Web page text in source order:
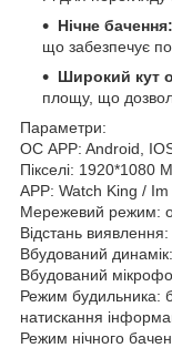
Нічне бачення:
що забезпечує
Широкий кут
площу, що
Параметри:
ОС APP: Android,
Пікселі: 1920*1080
APP: Watch King / Im
Мережевий режим:
Відстань
Вбудований
Вбудований
Режим будильника:
натискання
Режим нічного